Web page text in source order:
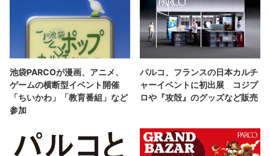
池袋PARCOが漫画、アニメ、
ゲームの横断型イベント開催
「ちいかわ」「教育番組」など
参加
パルコ、フランスの日本カルチ
ャーイベントに初出展 コジプ
ロや『攻殻』のグッズなど販売